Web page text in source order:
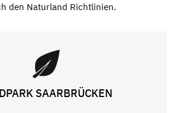
den Naturland Richtlinien.
SAARBRÜCKEN